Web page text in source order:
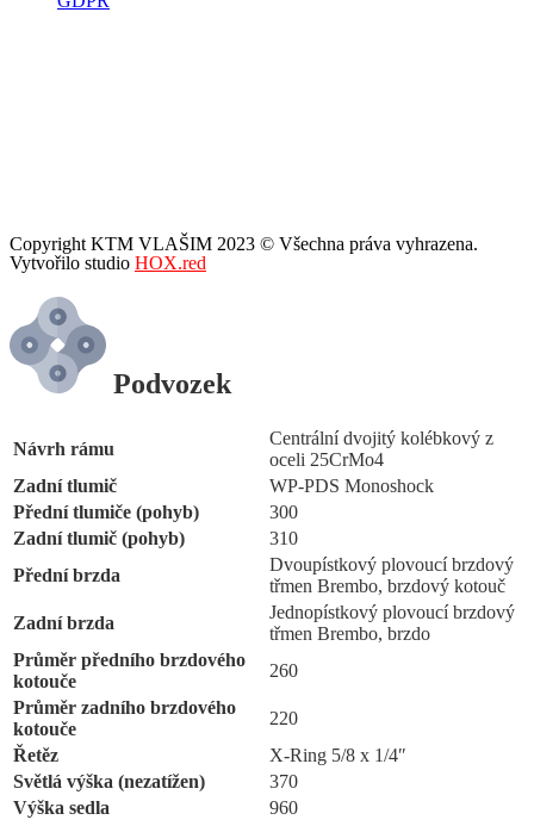
Copyright KTM VLAŠIM 2023 © Všechna práva vyhrazena.
Vytvořilo studio HOX.red
Podvozek
Návrh rámu
Centrální dvojitý kolébkový z
oceli 25CrMo4
Zadní tlumič
WP-PDS Monoshock
Přední tlumiče (pohyb)
300
Zadní tlumič (pohyb)
310
Přední brzda
Dvoupístkový plovoucí brzdový
třmen Brembo, brzdový kotouč
Zadní brzda
Jednopístkový plovoucí brzdový
třmen Brembo, brzdo
Průměr předního brzdového
kotouče
260
Průměr zadního brzdového
kotouče
220
Řetěz
X-Ring 5/8 x 1/4″
Světlá výška (nezatížen)
370
Výška sedla
960